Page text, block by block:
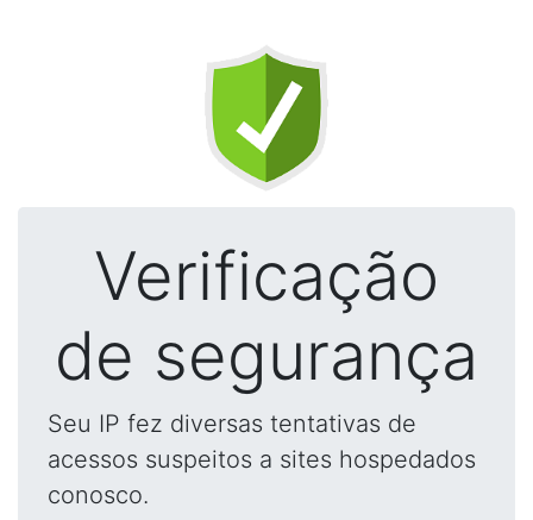
Verificação
de segurança
Seu IP fez diversas tentativas de
acessos suspeitos a sites hospedados
conosco.